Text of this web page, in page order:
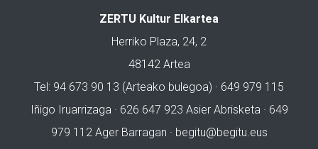
ZERTU Kultur Elkartea
Herriko Plaza, 24, 2
48142 Artea
Tel: 94 673 90 13 (Arteako bulegoa) · 649 979 115
Iñigo Iruarrizaga · 626 647 923 Asier Abrisketa · 649
979 112 Ager Barragan · begitu@begitu.eus